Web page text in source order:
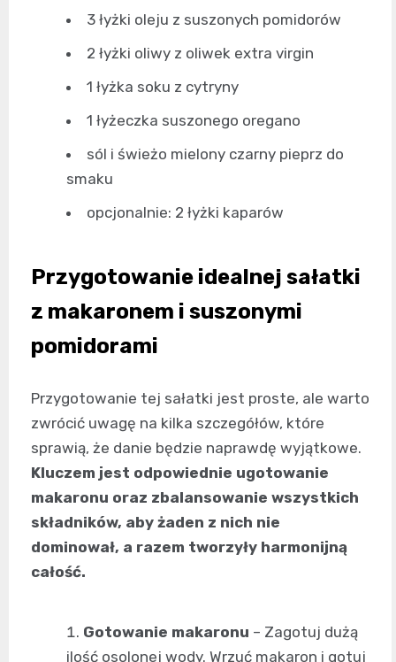
3 łyżki oleju z suszonych pomidorów
2 łyżki oliwy z oliwek extra virgin
1 łyżka soku z cytryny
1 łyżeczka suszonego oregano
sól i świeżo mielony czarny pieprz do
smaku
opcjonalnie: 2 łyżki kaparów
Przygotowanie idealnej sałatki
z makaronem i suszonymi
pomidorami
Przygotowanie tej sałatki jest proste, ale warto
zwrócić uwagę na kilka szczegółów, które
sprawią, że danie będzie naprawdę wyjątkowe.
Kluczem jest odpowiednie ugotowanie
makaronu oraz zbalansowanie wszystkich
składników, aby żaden z nich nie
dominował, a razem tworzyły harmonijną
całość.
Gotowanie makaronu – Zagotuj dużą
ilość osolonej wody. Wrzuć makaron i gotuj